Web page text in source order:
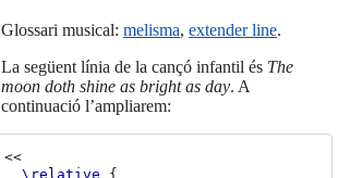
Glossari musical: melisma, extender line.
La següent línia de la cançó infantil és The
moon doth shine as bright as day. A
continuació l’ampliarem:
<<
\relative
{